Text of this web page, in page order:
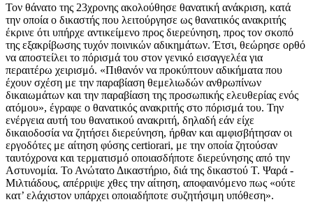
Τον θάνατο της 23χρονης ακολούθησε θανατική ανάκριση, κατά
την οποία ο δικαστής που λειτούργησε ως θανατικός ανακριτής
έκρινε ότι υπήρχε αντικείμενο προς διερεύνηση, προς τον σκοπό
της εξακρίβωσης τυχόν ποινικών αδικημάτων. Έτσι, θεώρησε ορθό
να αποστείλει το πόρισμά του στον γενικό εισαγγελέα για
περαιτέρω χειρισμό. «Πιθανόν να προκύπτουν αδικήματα που
έχουν σχέση με την παραβίαση θεμελιωδών ανθρωπίνων
δικαιωμάτων και την παραβίαση της προσωπικής ελευθερίας ενός
ατόμου», έγραφε ο θανατικός ανακριτής στο πόρισμά του. Την
ενέργεια αυτή του θανατικού ανακριτή, δηλαδή εάν είχε
δικαιοδοσία να ζητήσει διερεύνηση, ήρθαν και αμφισβήτησαν οι
εργοδότες με αίτηση φύσης certiorari, με την οποία ζητούσαν
ταυτόχρονα και τερματισμό οποιασδήποτε διερεύνησης από την
Αστυνομία. Το Ανώτατο Δικαστήριο, διά της δικαστού Τ. Ψαρά -
Μιλτιάδους, απέρριψε χθες την αίτηση, αποφαινόμενο πως «ούτε
κατ’ ελάχιστον υπάρχει οποιαδήποτε συζητήσιμη υπόθεση».